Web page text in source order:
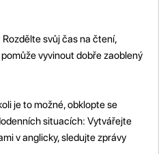
svůj čas na čtení,
vyvinout dobře zaoblený
je to možné, obklopte se
situacích: Vytvářejte
v anglicky, sledujte zprávy